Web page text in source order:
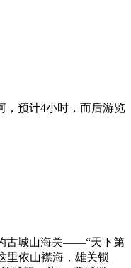
，预计4小时，而后游览
古城山海关——“天下第
里依山襟海，雄关锁